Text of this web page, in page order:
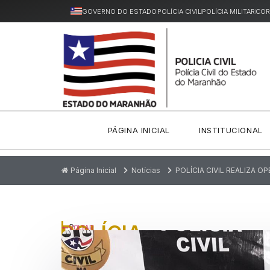
GOVERNO DO ESTADOPOLÍCIA CIVILPOLÍCIA MILITAR
PÁGINA INICIAL INSTITUCIONAL
Página Inicial Notícias POLÍCIA CIVIL REALIZA
P
u
bl
ic
POLÍCIA
CIVIL
VOLTAR